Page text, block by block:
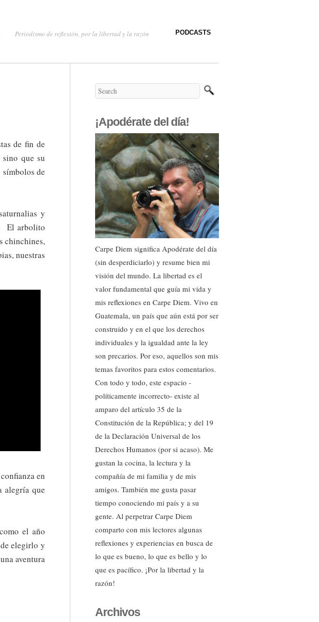
Periodismo de reflexión, por la libertad y la razón PODCASTS
de fin de
que su
de
y
El arbolito
chinchines,
nuestras
en
alegría que
el año
elegirlo y
aventura
¡Apodérate del día!
Carpe Diem significa Apodérate del día
(sin desperdiciarlo) y resume bien mi
visión del mundo. La libertad es el
valor fundamental que guía mi vida y
mis reflexiones en Carpe Diem. Vivo en
Guatemala, un país que aún está por ser
construido y en el que los derechos
individuales y la igualdad ante la ley
son precarios. Por eso, aquellos son mis
temas favoritos para estos comentarios.
Con todo y todo, este espacio -
políticamente incorrecto- existe al
amparo del artículo 35 de la
Constitución de la República; y del 19
de la Declaración Universal de los
Derechos Humanos (por si acaso). Me
gustan la cocina, la lectura y la
compañía de mi familia y de mis
amigos. También me gusta pasar
tiempo conociendo mi país y a su
gente. Al perpetrar Carpe Diem
comparto con mis lectores algunas
reflexiones y experiencias en busca de
lo que es bueno, lo que es bello y lo
que es pacífico. ¡Por la libertad y la
razón!
Archivos